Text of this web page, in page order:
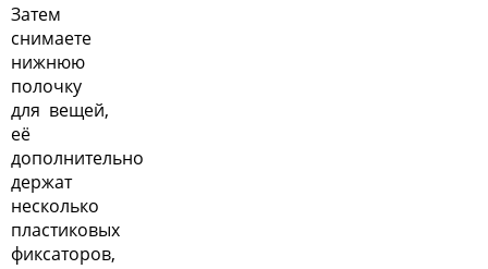
Затем
снимаете
нижнюю
полочку
для вещей,
её
дополнительно
держат
несколько
пластиковых
фиксаторов,